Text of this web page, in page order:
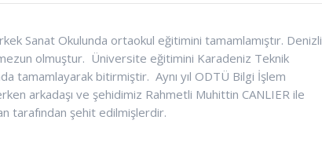
Sanat Okulunda ortaokul eğitimini tamamlamıştır. Denizli
olmuştur. Üniversite eğitimini Karadeniz Teknik
tamamlayarak bitirmiştir. Aynı yıl ODTÜ Bilgi İşlem
arkadaşı ve şehidimiz Rahmetli Muhittin CANLIER ile
tarafından şehit edilmişlerdir.